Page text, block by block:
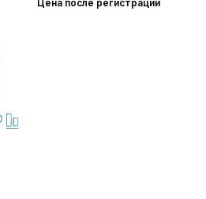
Цена после регистрации